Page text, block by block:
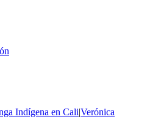
Indígena en Cali|Verónica